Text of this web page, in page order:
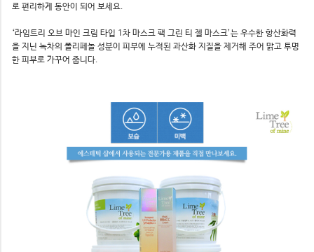
로 편리하게 동안이 되어 보세요.
‘라임트리 오브 마인 크림 타입 1차 마스크 팩 그린 티 젤 마스크’는 우수한 항산화력
을 지닌 녹차의 폴리페놀 성분이 피부에 누적된 과산화 지질을 제거해 주어 맑고 투명
한 피부로 가꾸어 줍니다.